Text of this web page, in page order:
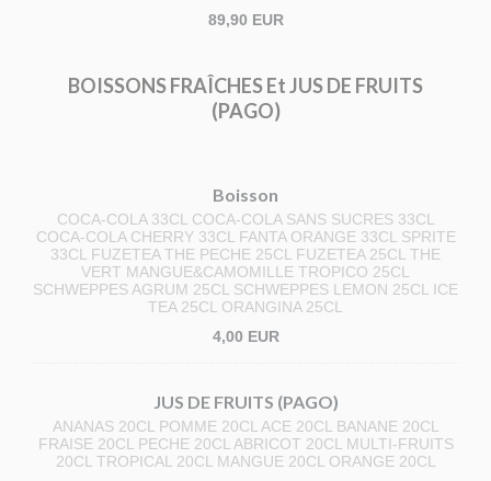
89,90 EUR
BOISSONS FRAÎCHES Et JUS DE FRUITS
(PAGO)
Boisson
COCA-COLA 33CL COCA-COLA SANS SUCRES 33CL
COCA-COLA CHERRY 33CL FANTA ORANGE 33CL SPRITE
33CL FUZETEA THE PECHE 25CL FUZETEA 25CL THE
VERT MANGUE&CAMOMILLE TROPICO 25CL
SCHWEPPES AGRUM 25CL SCHWEPPES LEMON 25CL ICE
TEA 25CL ORANGINA 25CL
4,00 EUR
JUS DE FRUITS (PAGO)
ANANAS 20CL POMME 20CL ACE 20CL BANANE 20CL
FRAISE 20CL PECHE 20CL ABRICOT 20CL MULTI-FRUITS
20CL TROPICAL 20CL MANGUE 20CL ORANGE 20CL